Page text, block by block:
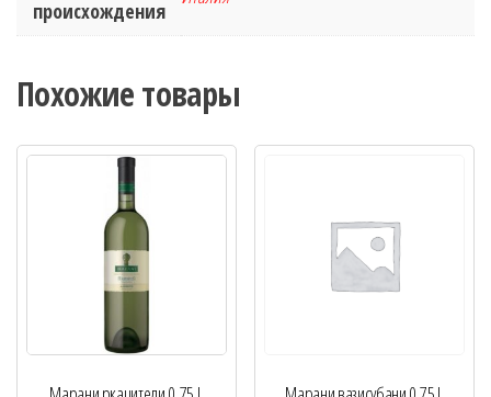
происхождения
Похожие товары